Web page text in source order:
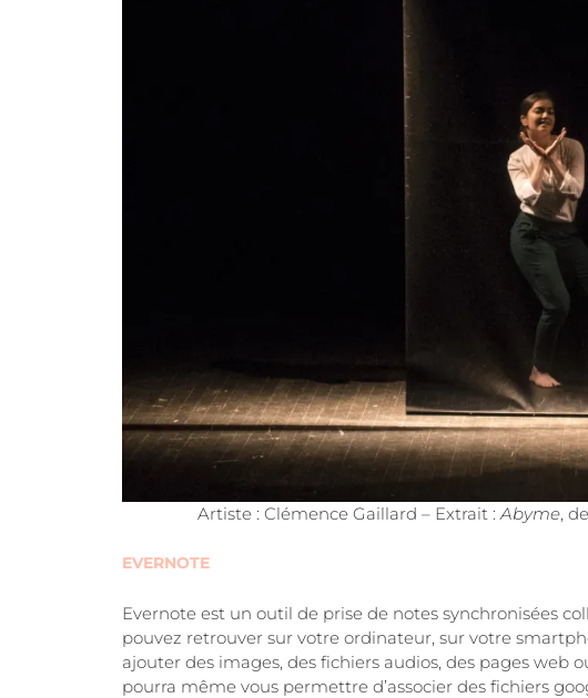
Artiste : Clémence Gaillard – Extrait :Abyme,
EVERNOTE
Evernote est un outil de prise de notes synchronisées
pouvez retrouver sur votre ordinateur, sur votre
ajouter des images, des fichiers audios, des pages web
pourra même vous permettre d’associer des fichiers